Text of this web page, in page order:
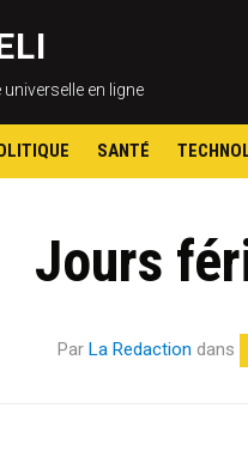
universelle en ligne
SANTÉ
Jours
Par La Redaction dans